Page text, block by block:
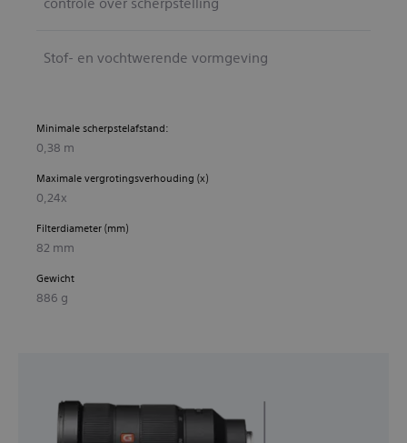
Stof- en vochtwerende vormgeving
Minimale scherpstelafstand:
0,38 m
Maximale vergrotingsverhouding (x)
0,24x
Filterdiameter (mm)
82 mm
Gewicht
886 g